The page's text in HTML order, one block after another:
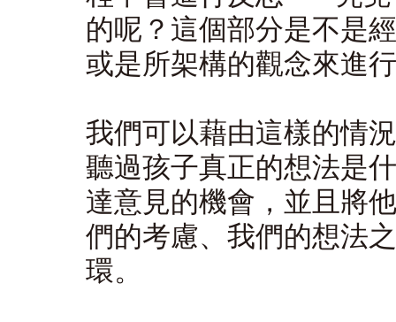
的呢？這個部分是不是
或是所架構的觀念來進
我們可以藉由這樣的情
聽過孩子真正的想法是
達意見的機會，並且將
們的考慮、我們的想法
環。